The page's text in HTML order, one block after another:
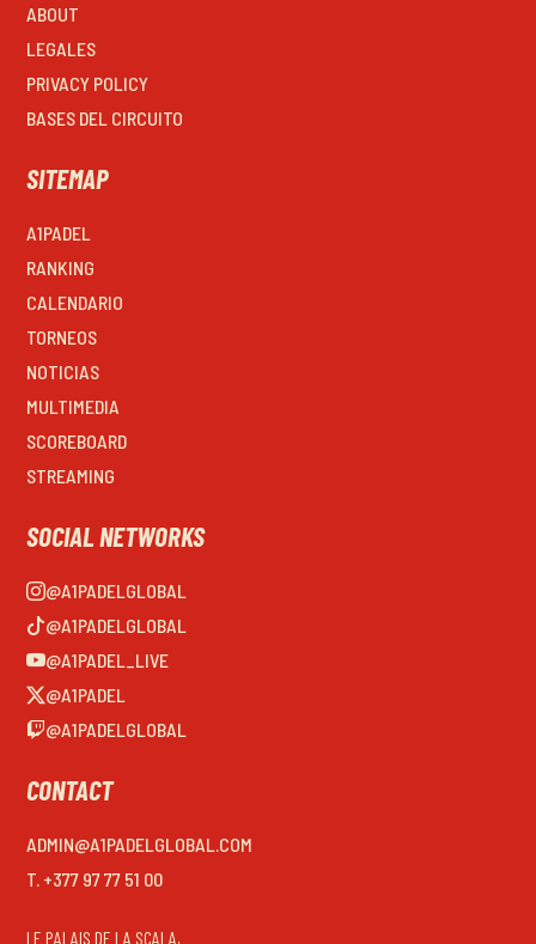
ABOUT
LEGALES
PRIVACY POLICY
BASES DEL CIRCUITO
SITEMAP
A1PADEL
RANKING
CALENDARIO
TORNEOS
NOTICIAS
MULTIMEDIA
SCOREBOARD
STREAMING
SOCIAL NETWORKS
@A1PADELGLOBAL
@A1PADELGLOBAL
@A1PADEL_LIVE
@A1PADEL
@A1PADELGLOBAL
CONTACT
ADMIN@A1PADELGLOBAL.COM
T. +377 97 77 51 00
LE PALAIS DE LA SCALA,